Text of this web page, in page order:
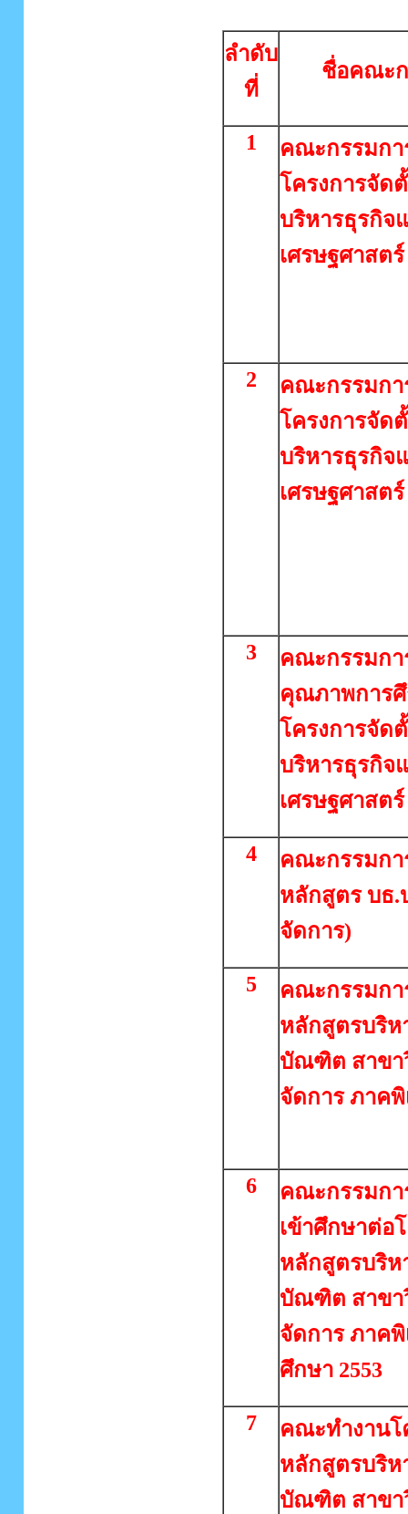
ลำดับ
ที่
ชื่อคณะ
1
คณะกรรมกา
โครงการจัด
บริหารธุรกิจ
เศรษฐศาสตร์
2
คณะกรรมกา
โครงการจัด
บริหารธุรกิจ
เศรษฐศาสตร์
3
คณะกรรมกา
คุณภาพการ
โครงการจัด
บริหารธุรกิจ
เศรษฐศาสตร์
4
คณะกรรมกา
หลักสูตร บธ.
จัดการ)
5
คณะกรรมกา
หลักสูตรบริห
บัณฑิต สาขา
จัดการ ภาคพิ
6
คณะกรรมกา
เข้าศึกษาต่อ
หลักสูตรบริห
บัณฑิต สาขา
จัดการ ภาคพิ
ศึกษา 2553
7
คณะทำงานโ
หลักสูตรบริห
บัณฑิต สาขา